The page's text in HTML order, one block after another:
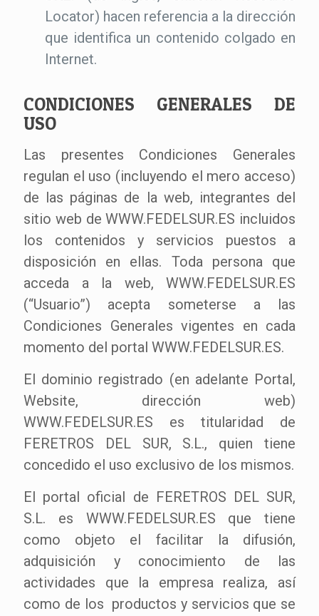
Locator) hacen referencia a la dirección
que identifica un contenido colgado en
Internet.
CONDICIONES GENERALES DE
USO
Las presentes Condiciones Generales
regulan el uso (incluyendo el mero acceso)
de las páginas de la web, integrantes del
sitio web de WWW.FEDELSUR.ES incluidos
los contenidos y servicios puestos a
disposición en ellas. Toda persona que
acceda a la web, WWW.FEDELSUR.ES
(“Usuario”) acepta someterse a las
Condiciones Generales vigentes en cada
momento del portal WWW.FEDELSUR.ES.
El dominio registrado (en adelante Portal,
Website, dirección web)
WWW.FEDELSUR.ES es titularidad de
FERETROS DEL SUR, S.L., quien tiene
concedido el uso exclusivo de los mismos.
El portal oficial de FERETROS DEL SUR,
S.L. es WWW.FEDELSUR.ES que tiene
como objeto el facilitar la difusión,
adquisición y conocimiento de las
actividades que la empresa realiza, así
como de los productos y servicios que se